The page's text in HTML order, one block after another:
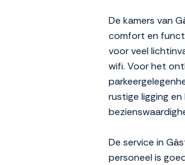
De kamers van
comfort en
voor veel
wifi. Voor het
rustige ligging
De service in
personeel is